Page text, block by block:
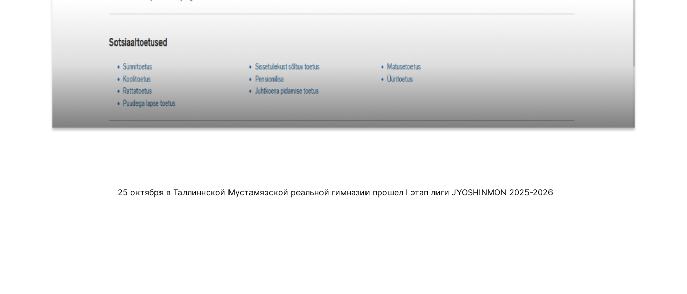
25 октября в Таллиннской Мустамяэской реальной гимназии прошел I этап лиги JYOSHINMON 2025-2026